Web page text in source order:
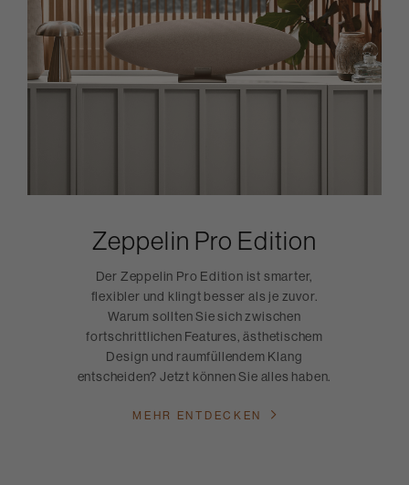
Zeppelin Pro Edition
Der Zeppelin Pro Edition ist smarter,
flexibler und klingt besser als je zuvor.
Warum sollten Sie sich zwischen
fortschrittlichen Features, ästhetischem
Design und raumfüllendem Klang
entscheiden? Jetzt können Sie alles haben.
MEHR ENTDECKEN